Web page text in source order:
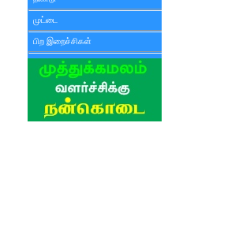
முட்டை
பிற இறைச்சிகள்